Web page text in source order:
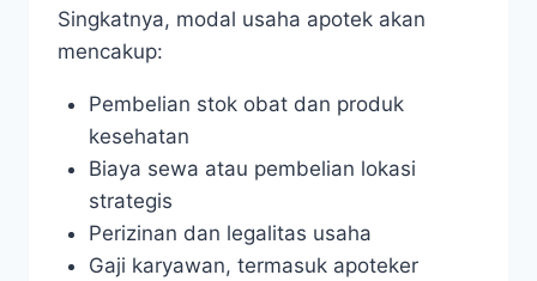
Singkatnya, modal usaha apotek akan
mencakup:
Pembelian stok obat dan produk
kesehatan
Biaya sewa atau pembelian lokasi
strategis
Perizinan dan legalitas usaha
Gaji karyawan, termasuk apoteker